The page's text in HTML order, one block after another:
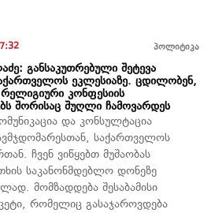
პოლიტიკა
განსაკუთრებული შეტევა
ეკლესიაზე. ცდილობენ,
კონფესიის
შორისაც შუღლი ჩამოვარდეს
და კონსულტაცია
საქართველოს
ჩვენ ვიწყებთ მუშაობას
საკანონმდებლო დონეზე
მომზადდება შესაბამისი
რომელიც გასაჯაროვდება